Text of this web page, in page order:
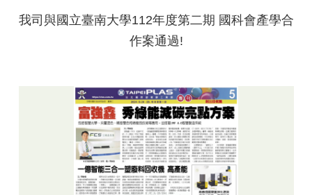
我司與國立臺南大學112年度第二期 國科會產學合
作案通過!